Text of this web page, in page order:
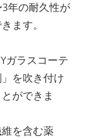
年の耐久性が
ます。
ガラスコーテ
を吹き付け
ができま
を含む薬